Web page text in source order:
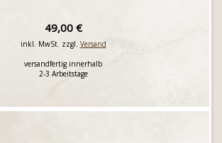
49,00 €
inkl. MwSt. zzgl. Versand
versandfertig innerhalb
2-3 Arbeitstage